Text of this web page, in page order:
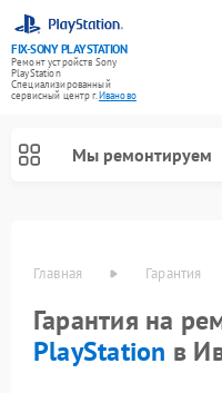
FIX-SONY PLAYSTATION
Ремонт устройств Sony
PlayStation
Специализированный
cервисный центр г.Иваново
Мы ремонтируем
Главная Гарантия
Гарантия на
PlayStation в